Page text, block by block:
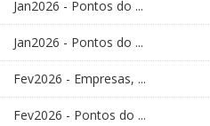
Jan2026 - Pontos do ...
Jan2026 - Pontos do ...
Fev2026 - Empresas, ...
Fev2026 - Pontos do ...